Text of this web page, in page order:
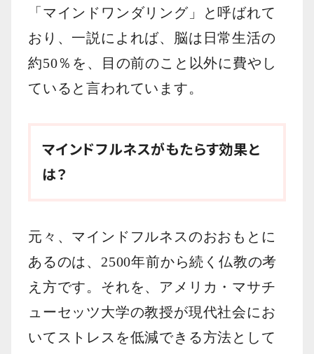
「マインドワンダリング」と呼ばれて
おり、一説によれば、脳は日常生活の
約50％を、目の前のこと以外に費やし
ていると言われています。
マインドフルネスがもたらす効果と
は？
元々、マインドフルネスのおおもとに
あるのは、2500年前から続く仏教の考
え方です。それを、アメリカ・マサチ
ューセッツ大学の教授が現代社会にお
いてストレスを低減できる方法として